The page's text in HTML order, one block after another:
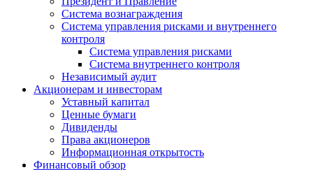
Система вознаграждения
Система управления рисками и внутреннего
контроля
Система управления рисками
Система внутреннего контроля
Независимый аудит
Акционерам и инвесторам
Уставный капитал
Ценные бумаги
Дивиденды
Права акционеров
Информационная открытость
Финансовый обзор